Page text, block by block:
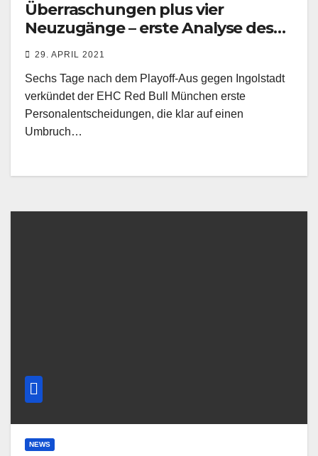
Überraschungen plus vier
Neuzugänge – erste Analyse des
EHC-Umbruchs
29. APRIL 2021
Sechs Tage nach dem Playoff-Aus gegen Ingolstadt
verkündet der EHC Red Bull München erste
Personalentscheidungen, die klar auf einen
Umbruch…
NEWS